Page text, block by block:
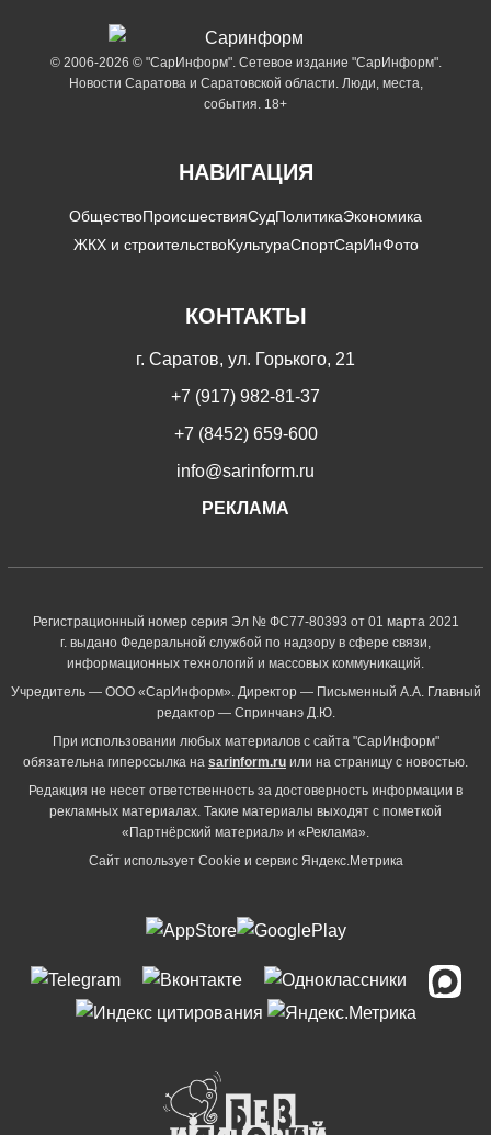
© 2006-2026 © "СарИнформ". Сетевое издание "СарИнформ".
Новости Саратова и Саратовской области. Люди, места,
события. 18+
НАВИГАЦИЯ
ОбществоПроисшествияСудПолитикаЭкономика
ЖКХ и строительствоКультураСпортСарИнФото
КОНТАКТЫ
г. Саратов, ул. Горького, 21
+7 (917) 982-81-37
+7 (8452) 659-600
info@sarinform.ru
РЕКЛАМА
Регистрационный номер серия Эл № ФС77-80393 от 01 марта 2021
г. выдано Федеральной службой по надзору в сфере связи,
информационных технологий и массовых коммуникаций.
Учредитель — ООО «СарИнформ». Директор — Письменный А.А. Главный
редактор — Спринчанэ Д.Ю.
При использовании любых материалов с сайта "СарИнформ"
обязательна гиперссылка на sarinform.ru или на страницу с новостью.
Редакция не несет ответственность за достоверность информации в
рекламных материалах. Такие материалы выходят с пометкой
«Партнёрский материал» и «Реклама».
Сайт использует Cookie и сервиc Яндекс.Метрика